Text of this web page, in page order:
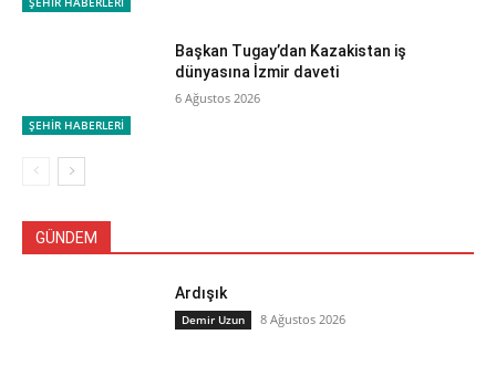
ŞEHİR HABERLERİ
Başkan Tugay’dan Kazakistan iş
dünyasına İzmir daveti
6 Ağustos 2026
GÜNDEM
Ardışık
Demir Uzun 8 Ağustos 2026